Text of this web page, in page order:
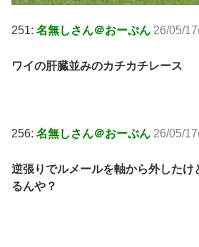
251: 名無しさん＠おーぷん 26/05/
ワイの肝臓並みのカチカチレース
256: 名無しさん＠おーぷん 26/05/
逆張りでルメールを軸から外したけ
るんや？